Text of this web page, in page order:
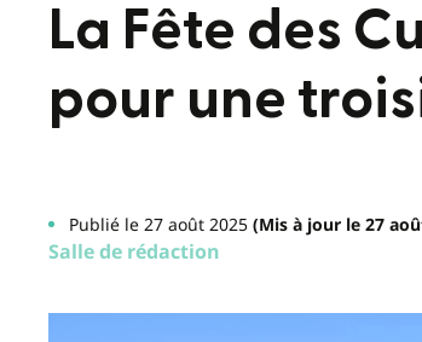
La Fête des
pour une
Publié le 27 août 2025(Mis à jour le 27
Salle de rédaction